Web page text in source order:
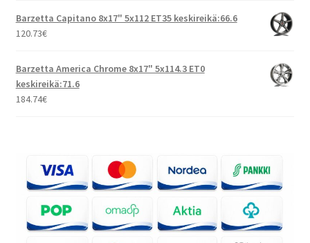
Barzetta Capitano 8x17" 5x112 ET35 keskireikä:66.6
120.73€
Barzetta America Chrome 8x17" 5x114.3 ET0
keskireikä:71.6
184.74€